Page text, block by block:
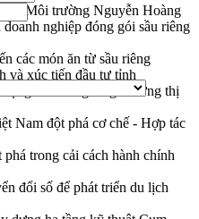
và Môi trường Nguyễn Hoàng
nghiệp đóng gói sầu riêng
các món ăn từ sầu riêng
và xúc tiến đầu tư tỉnh
thích ứng để giữ vững thị
Nam đột phá cơ chế - Hợp tác
trong cải cách hành chính
đổi số để phát triển du lịch